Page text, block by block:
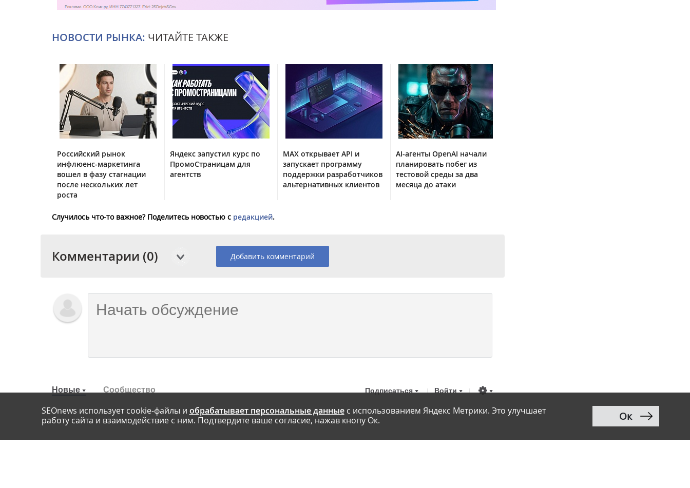
НОВОСТИ РЫНКА: ЧИТАЙТЕ ТАКЖЕ
Российский рынок
инфлюенс-маркетинга
вошел в фазу стагнации
после нескольких лет
роста
Яндекс запустил курс по
ПромоСтраницам для
агентств
MAX открывает API и
запускает программу
поддержки разработчиков
альтернативных клиентов
AI-агенты OpenAI начали
планировать побег из
тестовой среды за два
месяца до атаки
Случилось что-то важное? Поделитесь новостью с редакцией.
Комментарии (0) Добавить комментарий
Новые Сообщество Подписаться Войти
SEOnews использует cookie-файлы и обрабатывает персональные данныес использованием Яндекс Метрики. Это улучшает
работу сайта и взаимодействие с ним. Подтвердите ваше согласие, нажав кнопу Ок.
Ок